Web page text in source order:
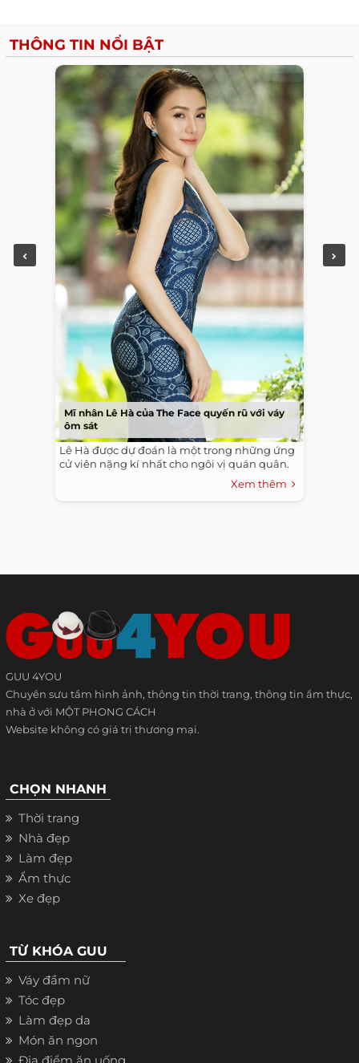
THÔNG TIN NỔI BẬT
Mĩ nhân Lê Hà của The Face quyến rũ với váy
ôm sát
Lê Hà được dự đoán là một trong những ứng
cử viên nặng kí nhất cho ngôi vị quán quân.
Xem thêm
GUU 4YOU
Chuyên sưu tầm hình ảnh, thông tin thời trang, thông tin ẩm thực,
nhà ở với MỘT PHONG CÁCH
Website không có giá trị thương mại.
CHỌN NHANH
Thời trang
Nhà đẹp
Làm đẹp
Ẩm thực
Xe đẹp
TỪ KHÓA GUU
Váy đầm nữ
Tóc đẹp
Làm đẹp da
Món ăn ngon